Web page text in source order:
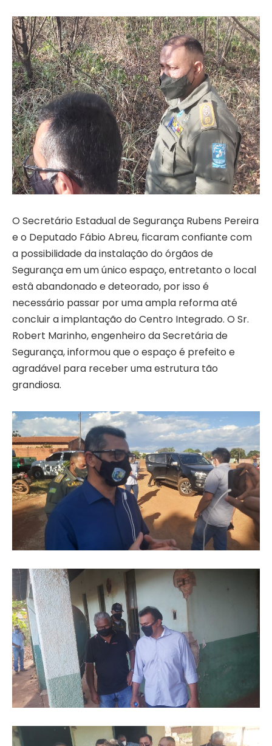
O Secretário Estadual de Segurança Rubens Pereira
e o Deputado Fábio Abreu, ficaram confiante com
a possibilidade da instalação do órgãos de
Segurança em um único espaço, entretanto o local
estâ abandonado e deteorado, por isso é
necessário passar por uma ampla reforma até
concluir a implantação do Centro Integrado. O Sr.
Robert Marinho, engenheiro da Secretária de
Segurança, informou que o espaço é prefeito e
agradável para receber uma estrutura tão
grandiosa.